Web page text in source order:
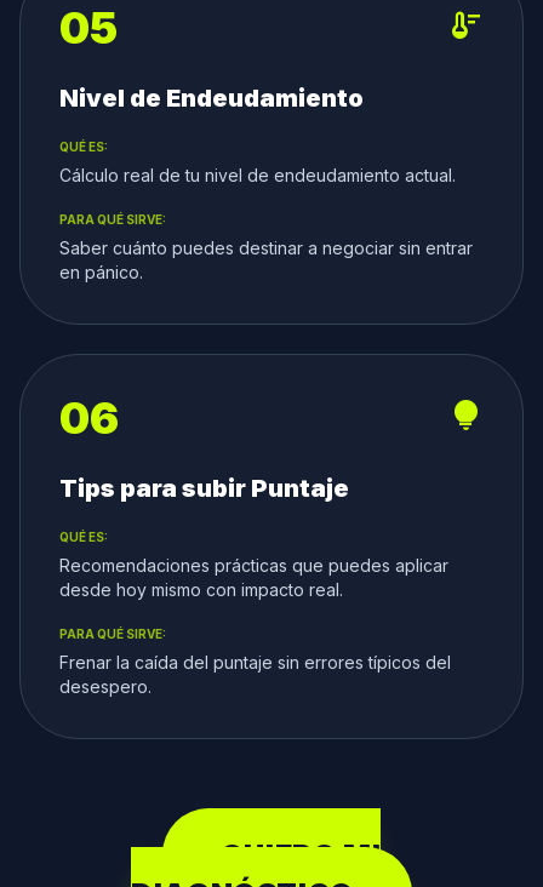
05 thermostat
Nivel de Endeudamiento
QUÉ ES:
Cálculo real de tu nivel de endeudamiento actual.
PARA QUÉ SIRVE:
Saber cuánto puedes destinar a negociar sin entrar
en pánico.
06 lightbulb
Tips para subir Puntaje
QUÉ ES:
Recomendaciones prácticas que puedes aplicar
desde hoy mismo con impacto real.
PARA QUÉ SIRVE:
Frenar la caída del puntaje sin errores típicos del
desespero.
QUIERO MI